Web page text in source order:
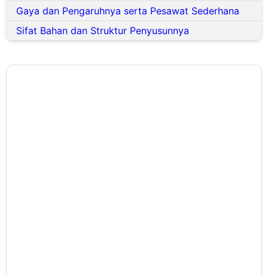
Gaya dan Pengaruhnya serta Pesawat Sederhana
Sifat Bahan dan Struktur Penyusunnya